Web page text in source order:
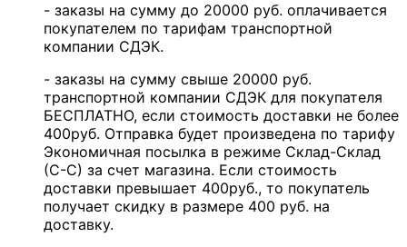
- заказы на сумму до 20000 руб. оплачивается
покупателем по тарифам транспортной
компании СДЭК.
- заказы на сумму свыше 20000 руб.
транспортной компании СДЭК для покупателя
БЕСПЛАТНО, если стоимость доставки не более
400руб. Отправка будет произведена по тарифу
Экономичная посылка в режиме Склад-Склад
(С-С) за счет магазина. Если стоимость
доставки превышает 400руб., то покупатель
получает скидку в размере 400 руб. на
доставку.